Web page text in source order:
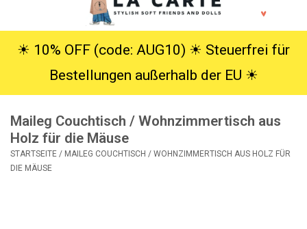
Kuscheltiere
SALE
Geschenke
☀︎ 10% OFF (code: AUG10) ☀︎ Steuerfrei für
Bestellungen außerhalb der EU ☀︎
Maileg Couchtisch / Wohnzimmertisch aus
Holz für die Mäuse
STARTSEITE / MAILEG COUCHTISCH / WOHNZIMMERTISCH AUS HOLZ FÜR
DIE MÄUSE